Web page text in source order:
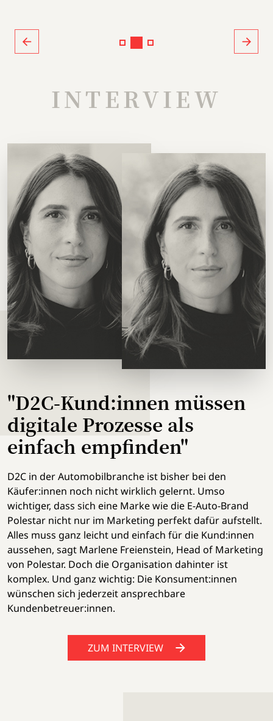
INTERVIEW
"D2C-Kund:innen müssen
digitale Prozesse als
einfach empfinden"
D2C in der Automobilbranche ist bisher bei den
Käufer:innen noch nicht wirklich gelernt. Umso
wichtiger, dass sich eine Marke wie die E-Auto-Brand
Polestar nicht nur im Marketing perfekt dafür aufstellt.
Alles muss ganz leicht und einfach für die Kund:innen
aussehen, sagt Marlene Freienstein, Head of Marketing
von Polestar. Doch die Organisation dahinter ist
komplex. Und ganz wichtig: Die Konsument:innen
wünschen sich jederzeit ansprechbare
Kundenbetreuer:innen.
ZUM INTERVIEW